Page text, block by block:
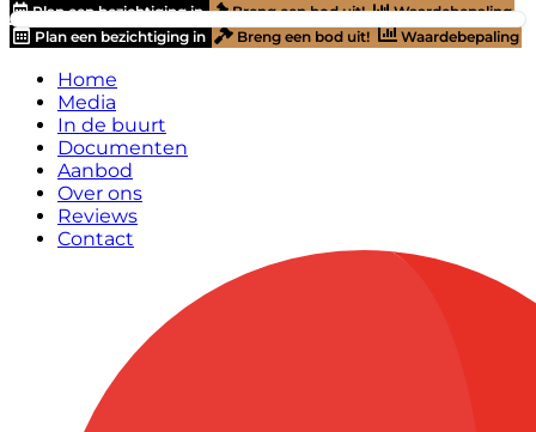
Plan een bezichtiging in Breng een bod uit!
Waardebepaling
Plan een bezichtiging in
Breng een bod uit! Waardebepaling
Home
Media
In de buurt
Documenten
Aanbod
Over ons
Reviews
Contact